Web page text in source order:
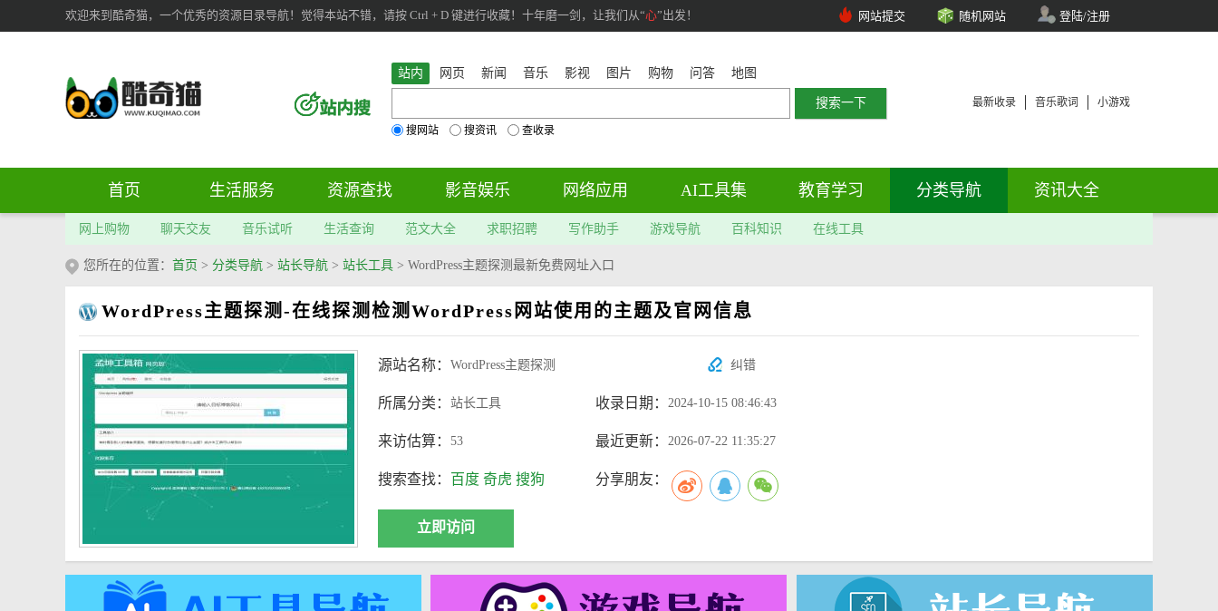
欢迎来到酷奇猫，一个优秀的资源目录导航！觉得本站不错，请按 Ctrl + D 键进行收藏！十年磨一剑，让我们从“心”出发！ 网站提交 随机网站 登陆/注册
站内 网页 新闻 音乐 影视 图片 购物 问答 地图
搜网站 搜资讯 查收录
最新收录 音乐歌词 小游戏
首页 生活服务 资源查找 影音娱乐 网络应用 AI工具集 教育学习 分类导航 资讯大全
网上购物 聊天交友 音乐试听 生活查询 范文大全 求职招聘 写作助手 游戏导航 百科知识 在线工具
您所在的位置： 首页 > 分类导航 > 站长导航 > 站长工具 > WordPress主题探测最新免费网址入口
WordPress主题探测-在线探测检测WordPress网站使用的主题及官网信息
源站名称： WordPress主题探测 纠错
所属分类： 站长工具 收录日期： 2024-10-15 08:46:43
来访估算： 53 最近更新： 2026-07-22 11:35:27
搜索查找： 百度 奇虎 搜狗 分享朋友：
立即访问